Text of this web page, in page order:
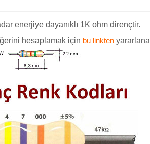
enerjiye dayanıklı 1K ohm dirençtir.
hesaplamak için bu linkten